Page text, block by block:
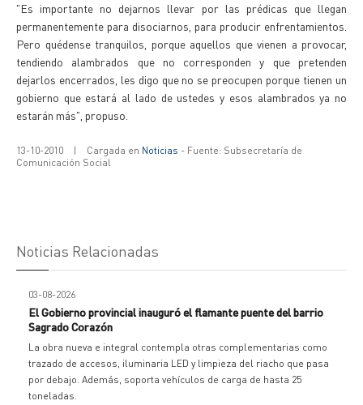
"Es importante no dejarnos llevar por las prédicas que llegan
permanentemente para disociarnos, para producir enfrentamientos.
Pero quédense tranquilos, porque aquellos que vienen a provocar,
tendiendo alambrados que no corresponden y que pretenden
dejarlos encerrados, les digo que no se preocupen porque tienen un
gobierno que estará al lado de ustedes y esos alambrados ya no
estarán más", propuso.
13-10-2010 | Cargada en Noticias - Fuente: Subsecretaría de
Comunicación Social
Noticias Relacionadas
03-08-2026
El Gobierno provincial inauguró el flamante puente del barrio
Sagrado Corazón
La obra nueva e integral contempla otras complementarias como
trazado de accesos, iluminaria LED y limpieza del riacho que pasa
por debajo. Además, soporta vehículos de carga de hasta 25
toneladas.